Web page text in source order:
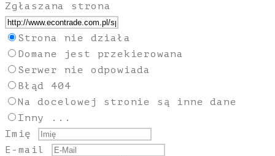
Zgłaszana strona
Strona nie działa
Domane jest przekierowana
Serwer nie odpowiada
Błąd 404
Na docelowej stronie są inne dane
Inny ...
Imię
E-mail